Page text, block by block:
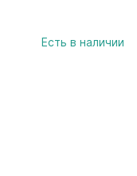
Есть в наличии